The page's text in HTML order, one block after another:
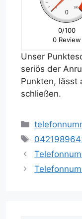
0 100
0
0/100
0 Review
Unser
seriös der
Punkten, lässt
schließen.
Kategorien